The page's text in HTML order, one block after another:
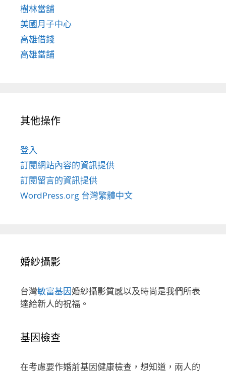
樹林當舖
美國月子中心
高雄借錢
高雄當舖
其他操作
登入
訂閱網站內容的資訊提供
訂閱留言的資訊提供
WordPress.org 台灣繁體中文
婚紗攝影
台灣敏富基因婚紗攝影質感以及時尚是我們所表
達給新人的祝福。
基因檢查
在考慮要作婚前基因健康檢查，想知道，兩人的